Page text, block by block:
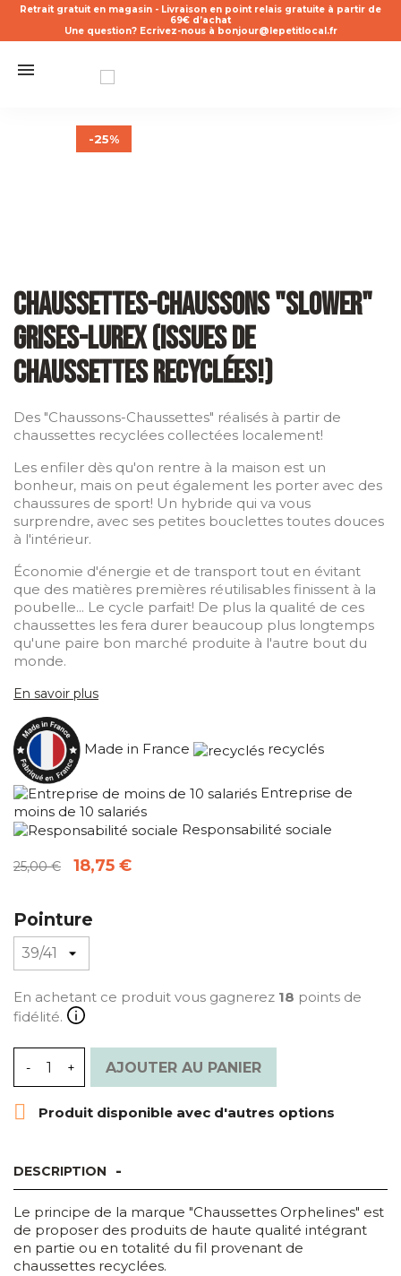
Retrait gratuit en magasin - Livraison en point relais gratuite à partir de
69€ d’achat
Une question? Ecrivez-nous à bonjour@lepetitlocal.fr
-25%
Chaussettes-Chaussons "Slower"
Grises-Lurex (Issues De
Chaussettes Recyclées!)
Des "Chaussons-Chaussettes" réalisés à partir de
chaussettes recyclées collectées localement!
Les enfiler dès qu'on rentre à la maison est un
bonheur, mais on peut également les porter avec des
chaussures de sport! Un hybride qui va vous
surprendre, avec ses petites bouclettes toutes douces
à l'intérieur.
Économie d'énergie et de transport tout en évitant
que des matières premières réutilisables finissent à la
poubelle... Le cycle parfait! De plus la qualité de ces
chaussettes les fera durer beaucoup plus longtemps
qu'une paire bon marché produite à l'autre bout du
monde.
En savoir plus
Made in France recyclés
Entreprise de
moins de 10 salariés
Responsabilité sociale
25,00 € 18,75 €
Pointure
En achetant ce produit vous gagnerez 18 points de
fidélité.
AJOUTER AU PANIER
 Produit disponible avec d'autres options
DESCRIPTION
Le principe de la marque "Chaussettes Orphelines" est
de proposer des produits de haute qualité intégrant
en partie ou en totalité du fil provenant de
chaussettes recyclées.